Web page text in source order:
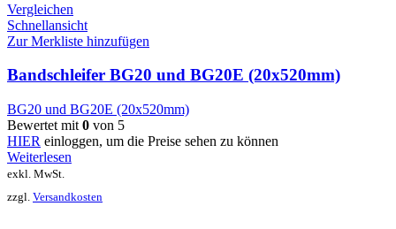
Vergleichen
Schnellansicht
Zur Merkliste hinzufügen
Bandschleifer BG20 und BG20E (20x520mm)
BG20 und BG20E (20x520mm)
Bewertet mit 0 von 5
HIER einloggen, um die Preise sehen zu können
Weiterlesen
exkl. MwSt.
zzgl. Versandkosten